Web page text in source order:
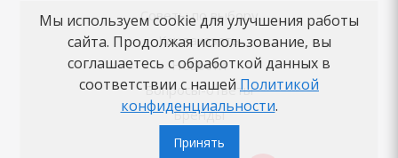
Советы по выбору
Как заказать
Новости
Вопросы-ответы
Бренды
Мы используем cookie для улучшения работы
сайта. Продолжая использование, вы
соглашаетесь с обработкой данных в
соответствии с нашей Политикой
конфиденциальности.
Принять